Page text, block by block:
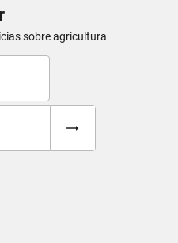
sobre agricultura